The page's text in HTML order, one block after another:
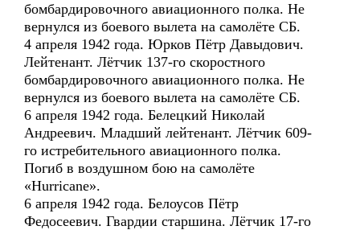
бомбардировочного авиационного полка. Не
вернулся из боевого вылета на самолёте СБ.
4 апреля 1942 года. Юрков Пётр Давыдович.
Лейтенант. Лётчик 137-го скоростного
бомбардировочного авиационного полка. Не
вернулся из боевого вылета на самолёте СБ.
6 апреля 1942 года. Белецкий Николай
Андреевич. Младший лейтенант. Лётчик 609-
го истребительного авиационного полка.
Погиб в воздушном бою на самолёте
«Hurricane».
6 апреля 1942 года. Белоусов Пётр
Федосеевич. Гвардии старшина. Лётчик 17-го